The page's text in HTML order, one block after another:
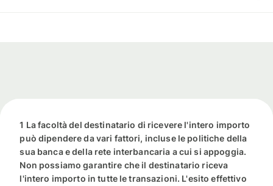
1 La facoltà del destinatario di ricevere l'intero importo
può dipendere da vari fattori, incluse le politiche della
sua banca e della rete interbancaria a cui si appoggia.
Non possiamo garantire che il destinatario riceva
l'intero importo in tutte le transazioni. L'esito effettivo